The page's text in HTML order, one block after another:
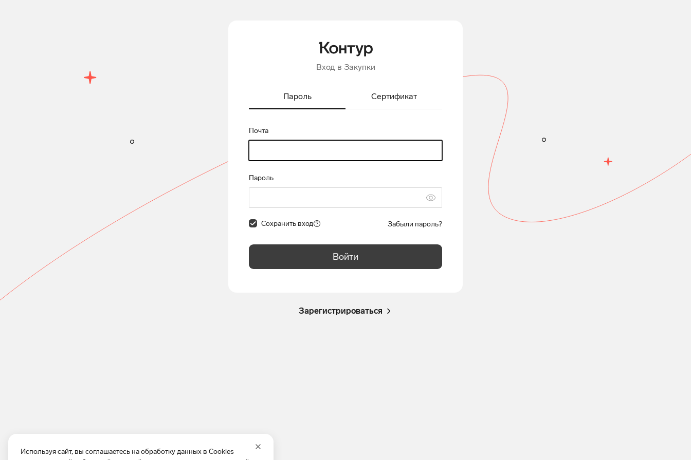
Используя сайт, вы соглашаетесь на обработку данных в Cookies
Вход в Закупки
Пароль Сертификат
Почта
Пароль
Сохранить вход Забыли пароль?
Войти
Зарегистрироваться